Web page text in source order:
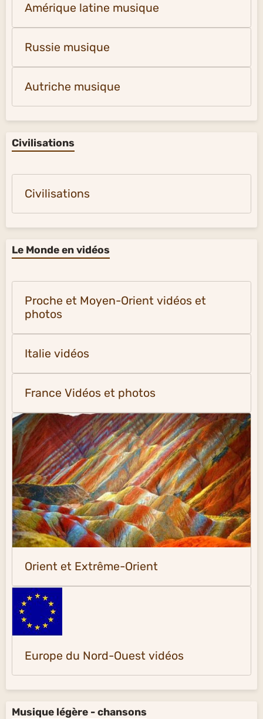
Amérique latine musique
Russie musique
Autriche musique
Civilisations
Civilisations
Le Monde en vidéos
Proche et Moyen-Orient vidéos et
photos
Italie vidéos
France Vidéos et photos
Orient et Extrême-Orient
Europe du Nord-Ouest vidéos
Musique légère - chansons